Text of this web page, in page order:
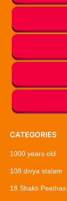
CATEGORIES
1000 years old
108 divya stalam
18 Shakti Peethas